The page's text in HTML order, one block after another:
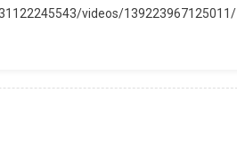
videos/139223967125011/